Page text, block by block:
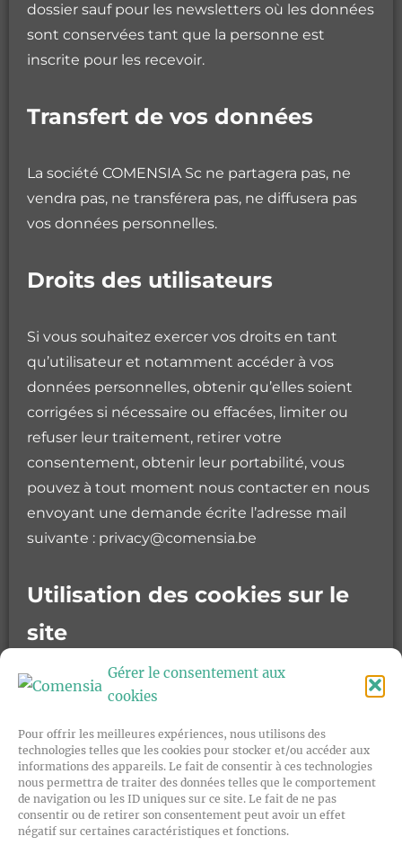
Gérer le consentement aux
cookies
Pour offrir les meilleures expériences, nous utilisons des
technologies telles que les cookies pour stocker et/ou accéder aux
informations des appareils. Le fait de consentir à ces technologies
nous permettra de traiter des données telles que le comportement
de navigation ou les ID uniques sur ce site. Le fait de ne pas
consentir ou de retirer son consentement peut avoir un effet
négatif sur certaines caractéristiques et fonctions.
dossier sauf pour les newsletters où les données
sont conservées tant que la personne est
inscrite pour les recevoir.
Transfert de vos données
La société COMENSIA Sc ne partagera pas, ne
vendra pas, ne transférera pas, ne diffusera pas
vos données personnelles.
Droits des utilisateurs
Si vous souhaitez exercer vos droits en tant
qu’utilisateur et notamment accéder à vos
données personnelles, obtenir qu’elles soient
corrigées si nécessaire ou effacées, limiter ou
refuser leur traitement, retirer votre
consentement, obtenir leur portabilité, vous
pouvez à tout moment nous contacter en nous
envoyant une demande écrite l’adresse mail
suivante : privacy@comensia.be
Utilisation des cookies sur le
site
Le site internet de COMENSIA Sc utilise des
permettant notamment de connaître par
exemple le nombre de visiteurs, leur situation
géographique, leur parcours sur le site et le
moment de la visite. Nous ne faisons aucun
usage commercial de ces données. En